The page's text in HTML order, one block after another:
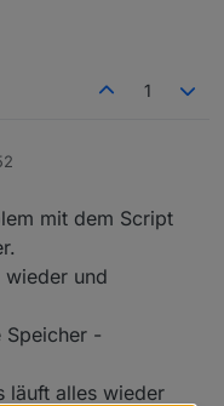
1
mit dem Script
wieder und
Speicher -
läuft alles wieder